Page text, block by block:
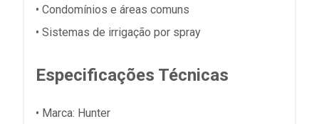
• Condomínios e áreas comuns
• Sistemas de irrigação por spray
Especificações Técnicas
• Marca: Hunter